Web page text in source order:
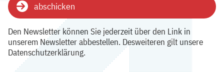
abschicken
Den Newsletter können Sie jederzeit über den Link in
unserem Newsletter abbestellen. Desweiteren gilt unsere
Datenschutzerklärung.